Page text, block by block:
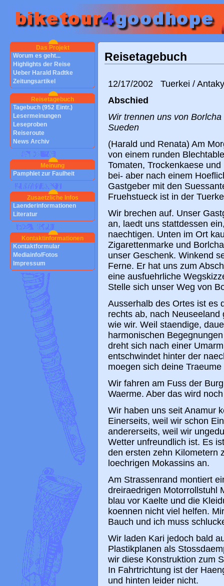
Das Projekt
Worum es geht...
Highlights der Reise
Ueber Harald Radtke
Zeitungsartikel
Reisetagebuch
Tagebuch (952 Eintr.)
Lesermeinungen
Leseproben
Reiseroute
News Archiv
Meinung
Pamphlet zur Faulheit
Zusaetzliche Infos
Laenderinformationen
Literatur
Kontaktinformationen
Kontaktformular
Mediainfo/Fotos
Impressum
Reisetagebuch
12/17/2002 Tuerkei /
Abschied
Wir trennen uns von
Sueden
(Harald und Renata) Am
von einem runden
Tomaten, Trockenkaese
bei- aber nach einem
Gastgeber mit den
Fruehstueck ist in der
Wir brechen auf. Unser
an, laedt uns stattdessen
naechtigen. Unten im Ort
Zigarettenmarke und
unser Geschenk. Winkend
Ferne. Er hat uns zum
eine ausfuehrliche
Stelle sich unser Weg von
Ausserhalb des Ortes ist es
rechts ab, nach
wie wir. Weil staendige,
harmonischen
dreht sich nach einer
entschwindet hinter der
moegen sich deine
Wir fahren am Fuss der
Waerme. Aber das wird
Wir haben uns seit Anamur
Einerseits, weil wir schon
andererseits, weil wir
Wetter unfreundlich ist. Es
den ersten zehn Kilometern
loechrigen Mokassins an.
Am Strassenrand montiert
dreiraedrigen Motorrollstuhl
blau vor Kaelte und die
koennen nicht viel helfen.
Bauch und ich muss
Wir laden Kari jedoch bald
Plastikplanen als
wir diese Konstruktion zum
In Fahrtrichtung ist der
und hinten leider nicht.